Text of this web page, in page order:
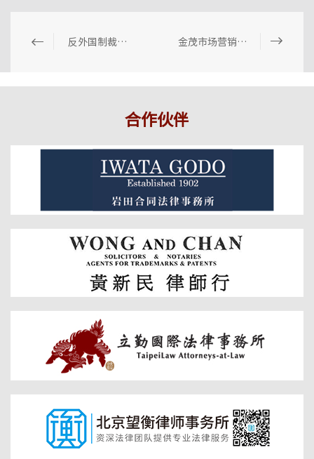
反外国制裁法能否排除境外仲裁？ 金茂市场营销合规资讯（2025年第5期）
合作伙伴